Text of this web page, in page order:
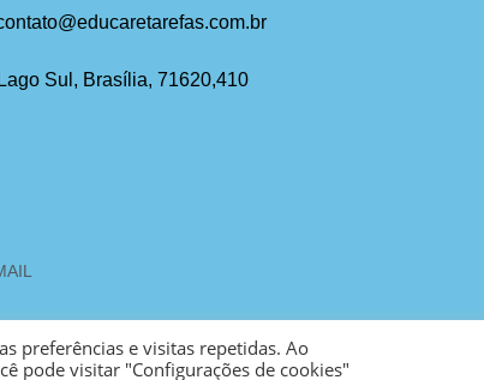
Sul, Brasília, 71620,410
preferências e visitas repetidas. Ao
pode visitar "Configurações de cookies"